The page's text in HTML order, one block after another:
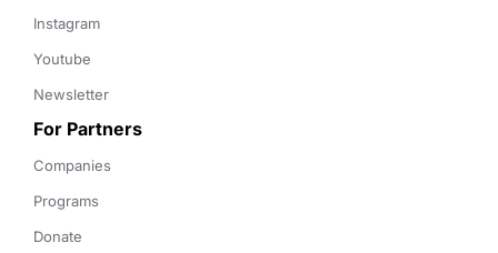
Instagram
Youtube
Newsletter
For Partners
Companies
Programs
Donate